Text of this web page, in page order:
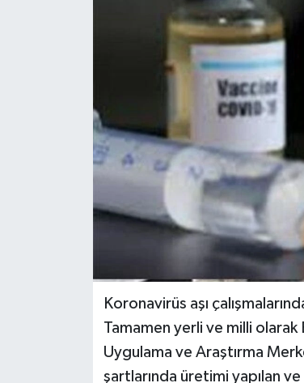
Koronavirüs aşı
Tamamen yerli ve milli
Uygulama ve Araştırma
şartlarında üretimi yapılan